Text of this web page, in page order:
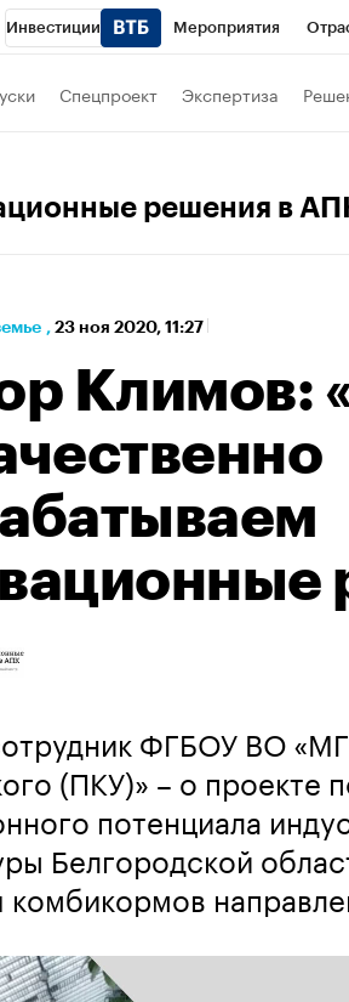
Инвестиции Мероприятия
Спецпроект Экспертиза
решения в
, 23 ноя 2020, 11:27
Климов:
ФГБОУ ВО
(ПКУ)» – о проекте
потенциала
Белгородской
комбикормов